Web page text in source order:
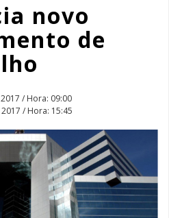
novo
de
/ Hora: 09:00
/ Hora: 15:45